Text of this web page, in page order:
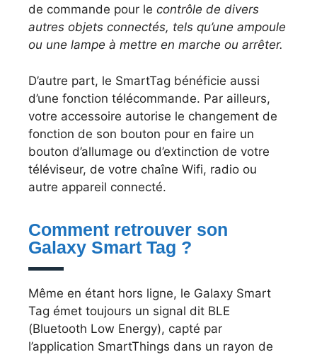
de commande pour le contrôle de divers
autres objets connectés, tels qu’une ampoule
ou une lampe à mettre en marche ou arrêter.
D’autre part, le SmartTag bénéficie aussi
d’une fonction télécommande. Par ailleurs,
votre accessoire autorise le changement de
fonction de son bouton pour en faire un
bouton d’allumage ou d’extinction de votre
téléviseur, de votre chaîne Wifi, radio ou
autre appareil connecté.
Comment retrouver son
Galaxy Smart Tag ?
Même en étant hors ligne, le Galaxy Smart
Tag émet toujours un signal dit BLE
(Bluetooth Low Energy), capté par
l’application SmartThings dans un rayon de